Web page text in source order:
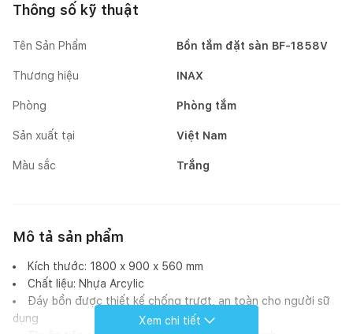
Thông số kỹ thuật
Tên Sản Phẩm Bồn tắm đặt sàn BF-1858V
Thương hiệu INAX
Phòng Phòng tắm
Sản xuất tại Việt Nam
Màu sắc Trắng
Mô tả sản phẩm
Kích thước: 1800 x 900 x 560 mm
Chất liệu: Nhựa Arcylic
Đáy bồn được thiết kế chống trượt, an toàn cho người sữ
dụng
Xem chi tiết